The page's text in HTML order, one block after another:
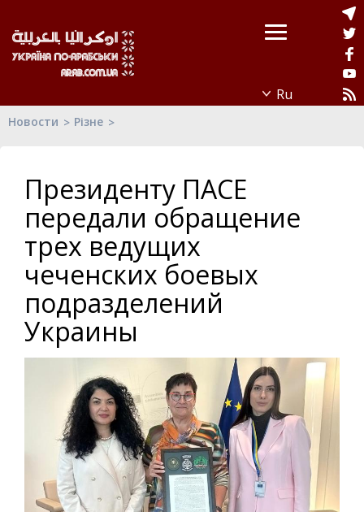
Новости Різне
Президенту ПАСЕ
передали обращение
трех ведущих
чеченских боевых
подразделений
Украины